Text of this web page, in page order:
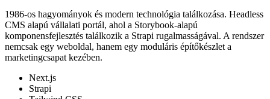
1986-os hagyományok és modern technológia találkozása. Headless
CMS alapú vállalati portál, ahol a Storybook-alapú
komponensfejlesztés találkozik a Strapi rugalmasságával. A rendszer
nemcsak egy weboldal, hanem egy moduláris építőkészlet a
marketingcsapat kezében.
Next.js
Strapi